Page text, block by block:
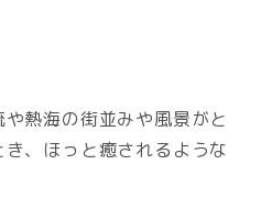
熱海の街並みや風景がと
、ほっと癒されるような